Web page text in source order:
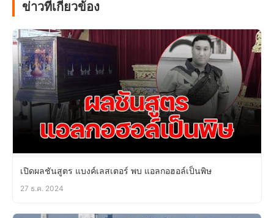
ข่าวที่เกี่ยวข้อง
เปิดผลชันสูตร แบงค์เลสเตอร์ พบ แอลกอฮอล์เป็นพิษ
27 ธ.ค. 2024